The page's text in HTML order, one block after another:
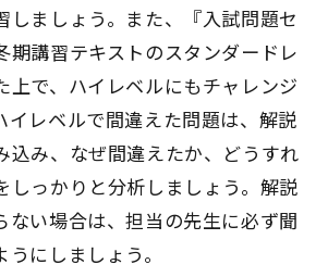
しましょう。また、『入試問題セ
期講習テキストのスタンダードレ
上で、ハイレベルにもチャレンジ
イレベルで間違えた問題は、解説
込み、なぜ間違えたか、どうすれ
しっかりと分析しましょう。解説
ない場合は、担当の先生に必ず聞
にしましょう。